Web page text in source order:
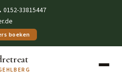
0152-33815447
boeken